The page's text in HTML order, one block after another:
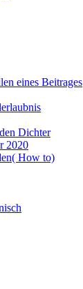
eines Beitrages
Dichter
2020
How to)